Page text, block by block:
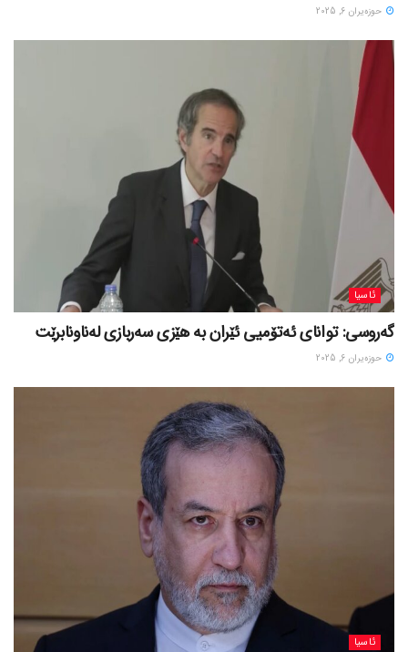
حوزه‌یران 6, 2025
ئاسیا
گەروسی: توانای ئەتۆمیی ئێران بە هێزی سەربازی لەناونابرێت
حوزه‌یران 6, 2025
ئاسیا